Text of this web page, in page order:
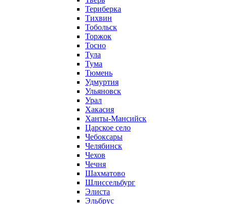
Териберка
Тихвин
Тобольск
Торжок
Тосно
Тула
Тума
Тюмень
Удмуртия
Ульяновск
Урал
Хакасия
Ханты-Мансийск
Царское село
Чебоксары
Челябинск
Чехов
Чечня
Шахматово
Шлиссельбург
Элиста
Эльбрус